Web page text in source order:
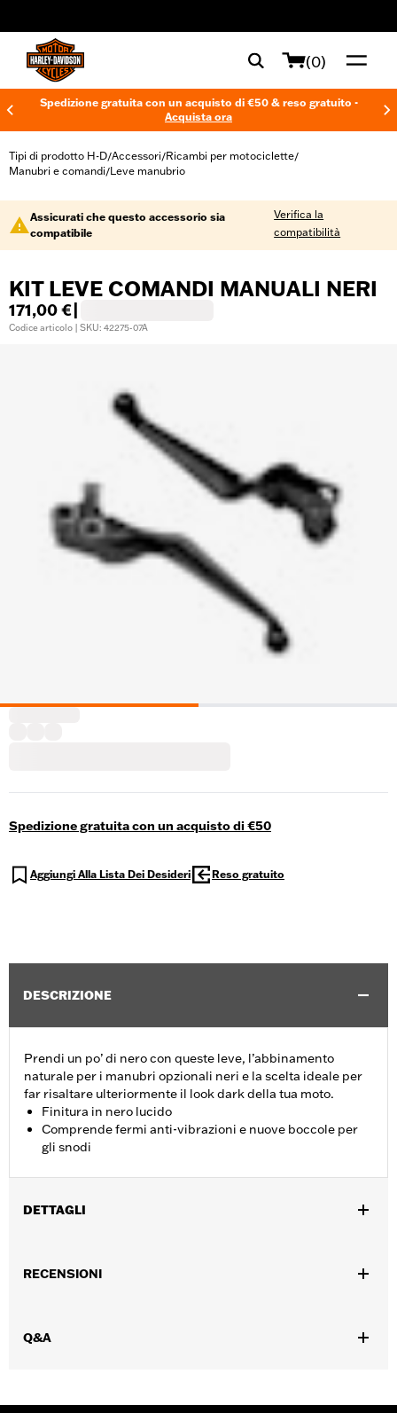
(0)
Spedizione gratuita con un acquisto di €50 & reso gratuito -
Acquista ora
Tipi di prodotto H-D/Accessori/Ricambi per motociclette/
Manubri e comandi/Leve manubrio
Assicurati che questo accessorio sia
compatibile
Verifica la
compatibilità
KIT LEVE COMANDI MANUALI NERI
171,00 €
Codice articolo | SKU: 42275-07A
Spedizione gratuita con un acquisto di €50
Aggiungi Alla Lista Dei Desideri Reso gratuito
DESCRIZIONE
Prendi un po’ di nero con queste leve, l’abbinamento
naturale per i manubri opzionali neri e la scelta ideale per
far risaltare ulteriormente il look dark della tua moto.
Finitura in nero lucido
Comprende fermi anti-vibrazioni e nuove boccole per
gli snodi
DETTAGLI
Istruzioni di installazione
boccola per leva frizione, anelli di ritegno
RECENSIONI
Q&A